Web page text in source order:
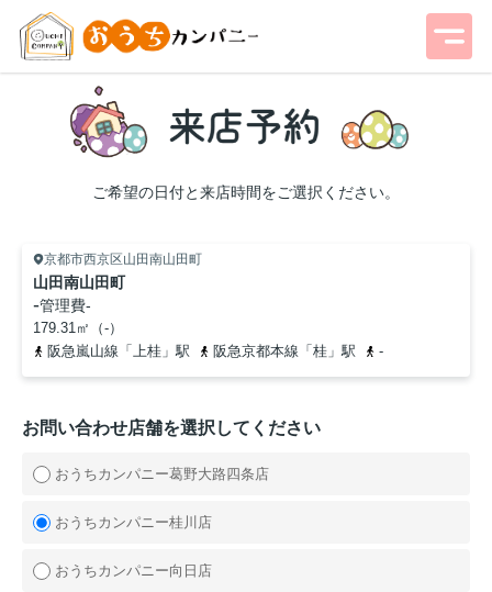
ご希望の日付と来店時間をご選択ください。
京都市西京区山田南山田町
山田南山田町
-管理費-
179.31㎡（-）
阪急嵐山線「上桂」駅
阪急京都本線「桂」駅 -
お問い合わせ店舗を選択してください
おうちカンパニー葛野大路四条店
おうちカンパニー桂川店
おうちカンパニー向日店